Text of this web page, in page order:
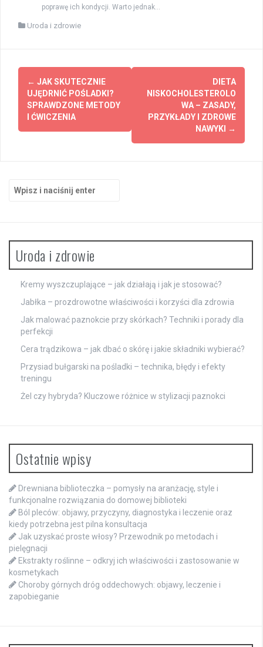
poprawę ich kondycji. Warto jednak...
Uroda i zdrowie
Zobacz
wpisy
← JAK SKUTECZNIE
UJĘDRNIĆ POŚLADKI?
SPRAWDZONE METODY
I ĆWICZENIA
DIETA
NISKOCHOLESTEROLO
WA – ZASADY,
PRZYKŁADY I ZDROWE
NAWYKI
→
Uroda i zdrowie
Kremy wyszczuplające – jak działają i jak je stosować?
Jabłka – prozdrowotne właściwości i korzyści dla zdrowia
Jak malować paznokcie przy skórkach? Techniki i porady dla
perfekcji
Cera trądzikowa – jak dbać o skórę i jakie składniki wybierać?
Przysiad bułgarski na pośladki – technika, błędy i efekty
treningu
Żel czy hybryda? Kluczowe różnice w stylizacji paznokci
Ostatnie wpisy
Drewniana biblioteczka – pomysły na aranżację, style i
funkcjonalne rozwiązania do domowej biblioteki
Ból pleców: objawy, przyczyny, diagnostyka i leczenie oraz
kiedy potrzebna jest pilna konsultacja
Jak uzyskać proste włosy? Przewodnik po metodach i
pielęgnacji
Ekstrakty roślinne – odkryj ich właściwości i zastosowanie w
kosmetykach
Choroby górnych dróg oddechowych: objawy, leczenie i
zapobieganie